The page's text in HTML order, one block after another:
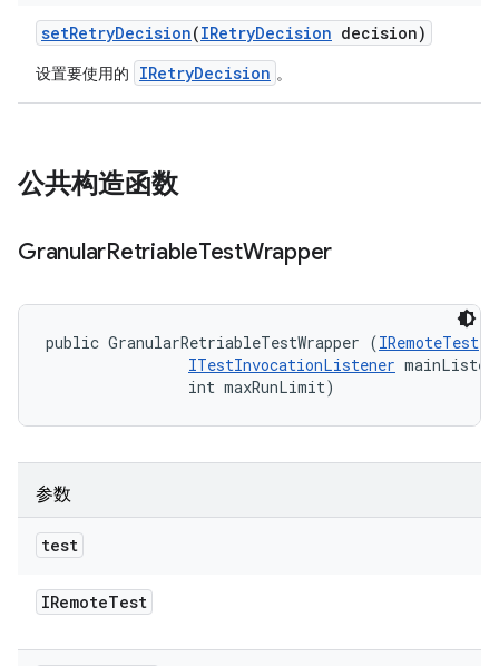
setRetryDecision(IRetryDecision decision)
设置要使用的 IRetryDecision 。
公共构造函数
GranularRetriableTestWrapper
public GranularRetriableTestWrapper (IRemoteTest
ITestInvocationListener
                int maxRunLimit)
参数
test
IRemoteTest